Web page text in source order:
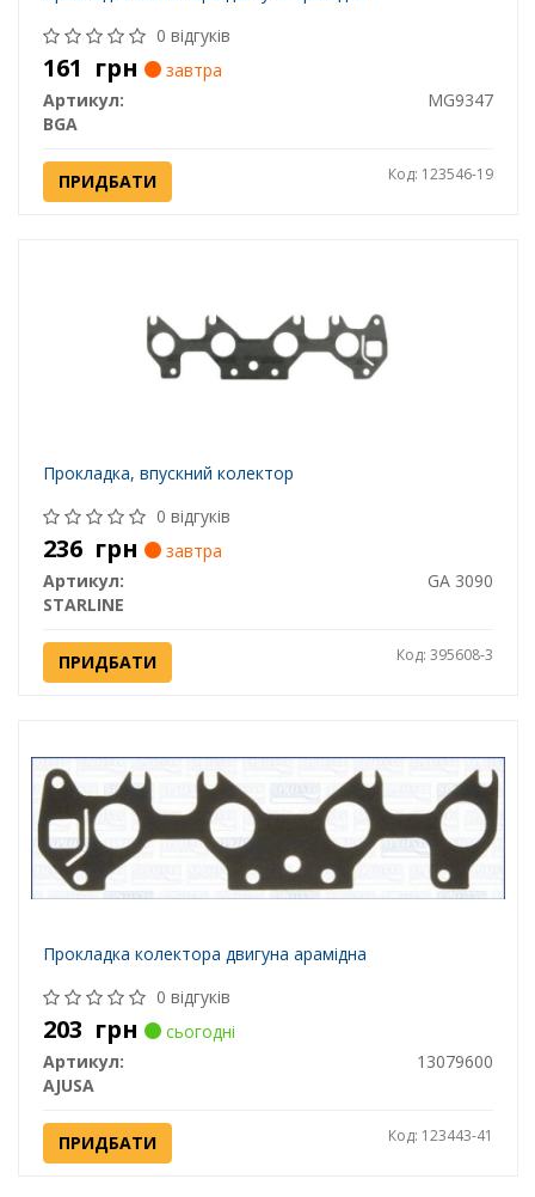
0 відгуків
161 грн
завтра
Артикул:
MG9347
BGA
ПРИДБАТИ Код: 123546-19
Прокладка, впускний колектор
0 відгуків
236 грн
завтра
Артикул:
GA 3090
STARLINE
ПРИДБАТИ Код: 395608-3
Прокладка колектора двигуна арамідна
0 відгуків
203 грн
сьогодні
Артикул:
13079600
AJUSA
ПРИДБАТИ Код: 123443-41